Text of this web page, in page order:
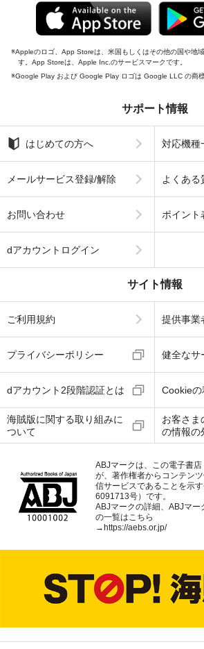
Appleのロゴ、App Storeは、米国もしくはその他の国や地
す。App Storeは、Apple Inc.のサービスマークです。
Google Play および Google Play ロゴは Google LLC の商標
サポート情報
はじめての方へ 対応機種
メールサービス登録/解除 よくある
お問い合わせ ポイント
dアカウントログイン
サイト情報
ご利用規約 提供事業
プライバシーポリシー 健全なサ
dアカウント2段階認証とは Cookieの
海賊版に関する取り組みに
ついて
お客さま
の情報の
ABJマークは、この電子書
が、著作権者からコンテン
信サービスであることを示
6091713号）です。
ABJマークの詳細、ABJマ
の一覧はこちら
→https://aebs.or.jp/